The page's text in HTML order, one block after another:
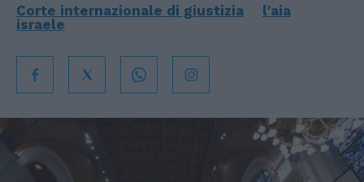
Corte internazionale di giustizia
l'aia
israele